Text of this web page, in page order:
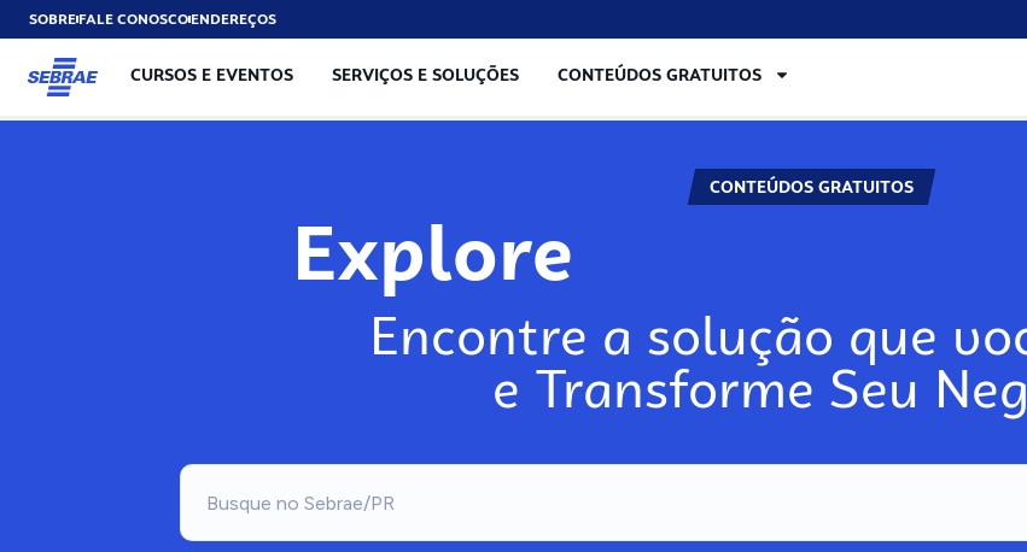
SOBREFALE CONOSCOENDEREÇOS
CURSOS E EVENTOS SERVIÇOS E SOLUÇÕES CONTEÚDOS GRATUITOS
CONTEÚDOS GRATUITOS
Explore
Encontre a solução que
e Transforme Seu